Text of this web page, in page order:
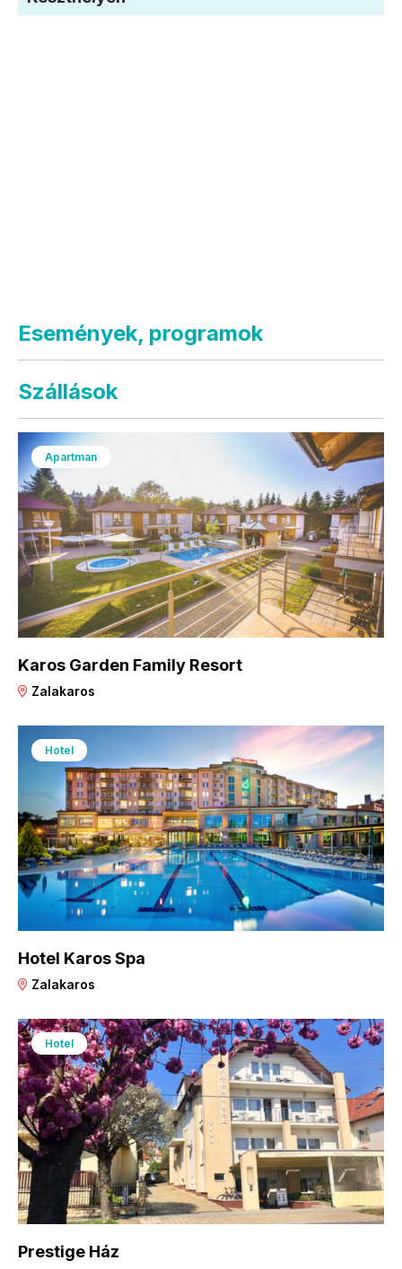
Események, programok
Szállások
Apartman
Karos Garden Family Resort
Zalakaros
Hotel
Hotel Karos Spa
Zalakaros
Hotel
Prestige Ház